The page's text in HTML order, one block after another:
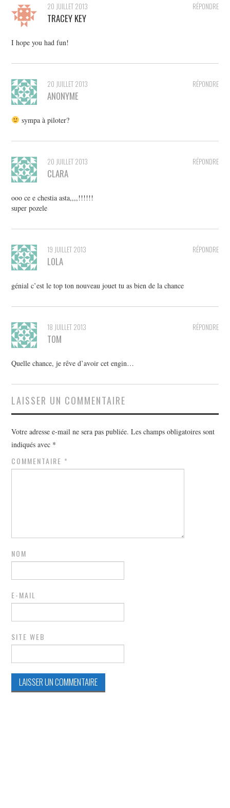
RÉPONDRE
20 JUILLET 2013
TRACEY KEY
I hope you had fun!
RÉPONDRE
20 JUILLET 2013
ANONYME
sympa à piloter?
RÉPONDRE
20 JUILLET 2013
CLARA
ooo ce e chestia asta,,,,!!!!!!
super pozele
RÉPONDRE
19 JUILLET 2013
LOLA
génial c’est le top ton nouveau jouet tu as bien de la chance
RÉPONDRE
18 JUILLET 2013
TOM
Quelle chance, je rêve d’avoir cet engin…
LAISSER UN COMMENTAIRE
Votre adresse e-mail ne sera pas publiée. Les champs obligatoires sont
indiqués avec *
COMMENTAIRE *
NOM
E-MAIL
SITE WEB